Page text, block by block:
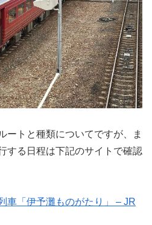
ートと種類についてですが、ま
する日程は下記のサイトで確認
車「伊予灘ものがたり」 – JR